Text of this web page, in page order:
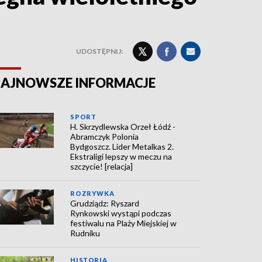
UDOSTĘPNIJ:
INFORMACJE
SPORT
H. Skrzydlewska Orzeł Łódź -
Abramczyk Polonia
Bydgoszcz. Lider Metalkas 2.
Ekstraligi lepszy w meczu na
szczycie! [relacja]
ROZRYWKA
Grudziądz: Ryszard
Rynkowski wystąpi podczas
festiwalu na Plaży Miejskiej w
Rudniku
HISTORIA